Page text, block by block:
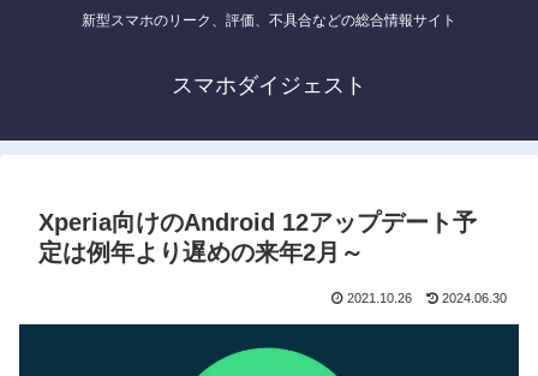
新型スマホのリーク、評価、不具合などの総合情報サイト
スマホダイジェスト
Xperia向けのAndroid 12アップデート予
定は例年より遅めの来年2月～
2021.10.26 2024.06.30